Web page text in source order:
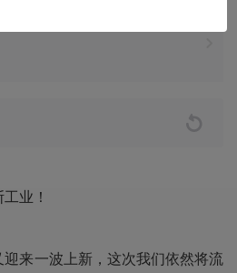
业！
来一波上新，这次我们依然将流